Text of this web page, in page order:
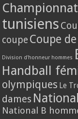
tunisiens
coupe Coupe
Division d'honneur hommes
Handball
olympiques Le
dames
National B